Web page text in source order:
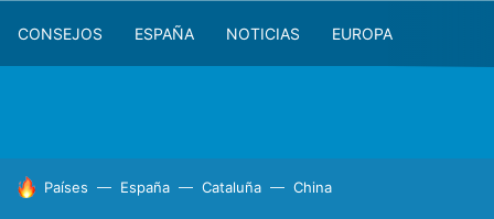
CONSEJOS ESPAÑA NOTICIAS EUROPA
HOY SE HABLA DE
Países España Cataluña China